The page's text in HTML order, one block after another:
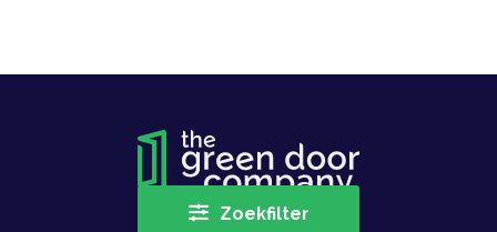
Zoekfilter